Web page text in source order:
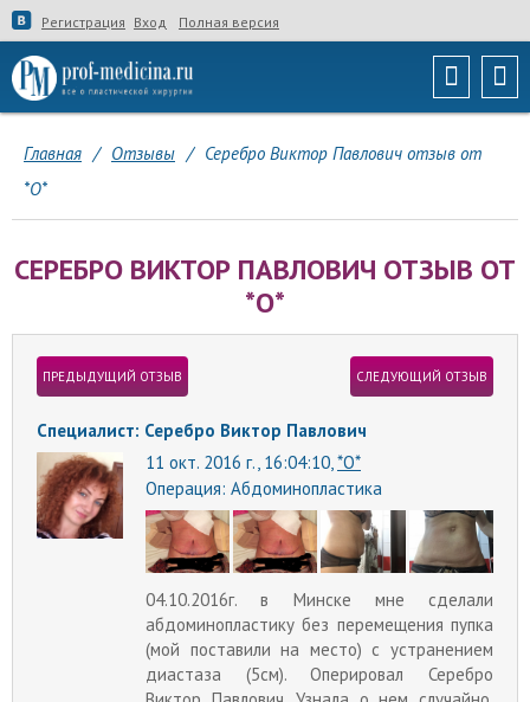
Регистрация Вход Полная версия
Главная / Отзывы / Серебро Виктор Павлович отзыв от
*О*
СЕРЕБРО ВИКТОР ПАВЛОВИЧ ОТЗЫВ ОТ
*О*
ПРЕДЫДУЩИЙ ОТЗЫВ СЛЕДУЮЩИЙ ОТЗЫВ
Специалист: Серебро Виктор Павлович
11 окт. 2016 г., 16:04:10, *О*
Операция: Абдоминопластика
04.10.2016г. в Минске мне сделали
абдоминопластику без перемещения пупка
(мой поставили на место) с устранением
диастаза (5см). Оперировал Серебро